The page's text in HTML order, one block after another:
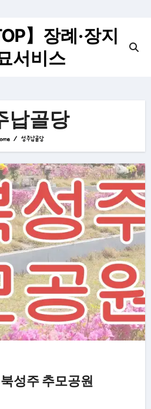
】장례·장지
서비스
납골당
성주납골당
성주 추모공원